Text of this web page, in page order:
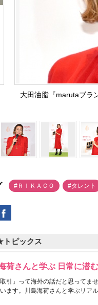
大田油脂『marutaブラ
#ＲＩＫＡＣＯ #タレント
ピックス
荷さんと学ぶ 日常に潜
取引」って海外の話だと思ってま
ます。川島海荷さんと学ぶリアル